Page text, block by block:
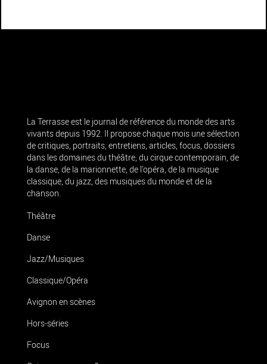
La Terrasse est le journal de référence du monde des arts
vivants depuis 1992. Il propose chaque mois une sélection
de critiques, portraits, entretiens, articles, focus, dossiers
dans les domaines du théâtre, du cirque contemporain, de
la danse, de la marionnette, de l’opéra, de la musique
classique, du jazz, des musiques du monde et de la
chanson.
Théâtre
Danse
Jazz/Musiques
Classique/Opéra
Avignon en scènes
Hors-séries
Focus